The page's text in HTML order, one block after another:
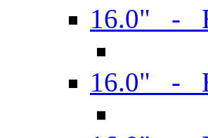
16.0" -
16.0" -